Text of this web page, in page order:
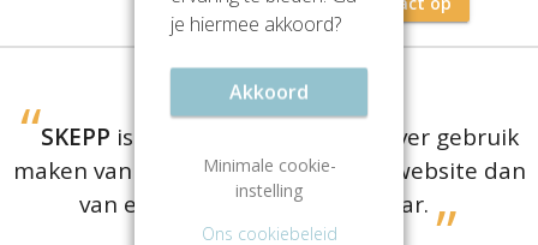
SKEPP is er voor bedrijven die liever gebruik
maken van een
gratisvergelijkingswebsite dan
van een dure aanhuurmakelaar.
je hiermee akkoord?
Akkoord
Minimale cookie-
instelling
Ons cookiebeleid